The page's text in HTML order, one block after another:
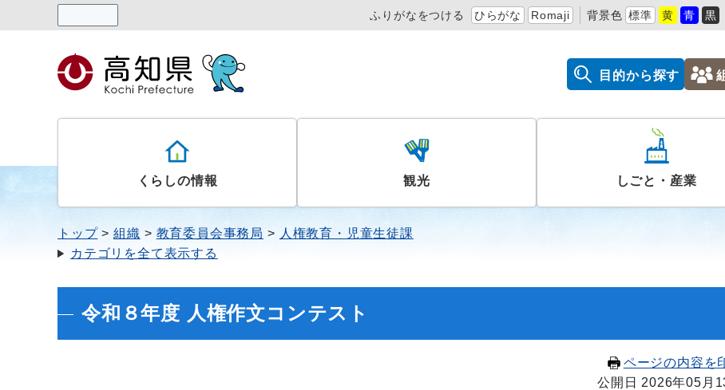
ふりがなをつける ひらがな Romaji 背景色 標準 黄 青 黒
目的から探す
くらしの情報 観光 しごと・産業
トップ 組織 教育委員会事務局
人権教育・児童生徒課
カテゴリを全て表示する
令和８年度 人権作文コンテスト
ページの内容を
公開日 2026年05月